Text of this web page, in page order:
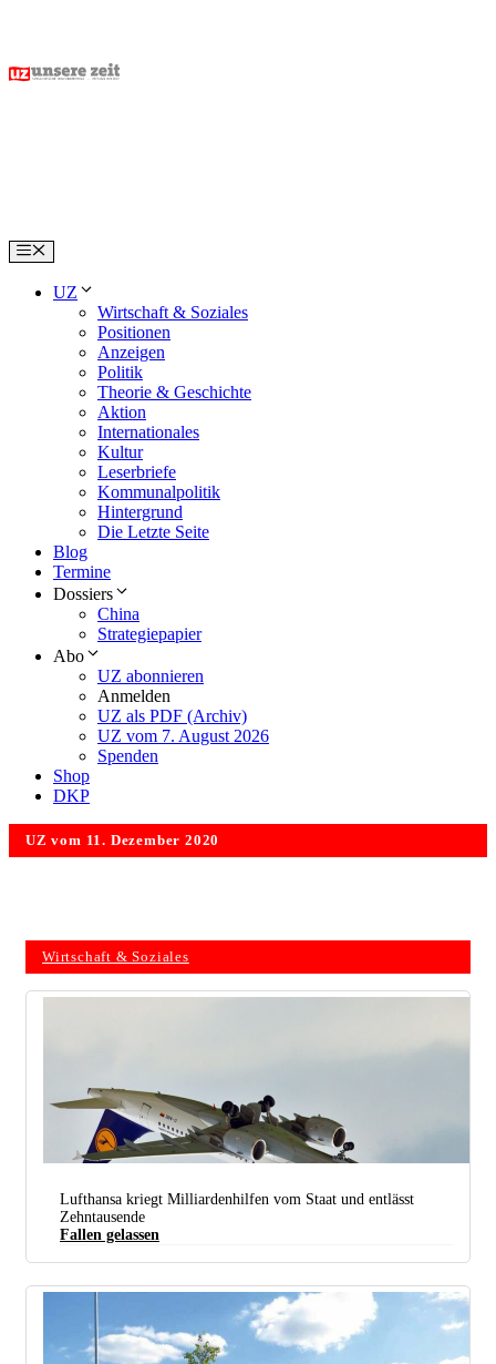
content
Menu
UZ
Wirtschaft & Soziales
Positionen
Anzeigen
Politik
Theorie & Geschichte
Aktion
Internationales
Kultur
Leserbriefe
Kommunalpolitik
Hintergrund
Die Letzte Seite
Blog
Termine
Dossiers
China
Strategiepapier
Abo
UZ abonnieren
Anmelden
UZ als PDF (Archiv)
UZ vom 7. August 2026
Spenden
Shop
DKP
UZ vom 11. Dezember 2020
Wirtschaft & Soziales
Lufthansa hat kein Problem damit, für Profite die Beschäftigten rauszuwerfen. (Foto:
Lufthansa
Airbus A319-100, Urheber: Dirk Vorderstraße,Lizenz: CC BY 3.0 , Bearb.: UZ)
Lufthansa kriegt Milliardenhilfen vom Staat und entlässt
Zehntausende
Fallen gelassen